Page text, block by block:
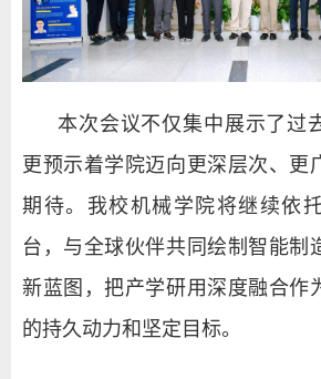
本次会议不仅集中展示了过
更预示着学院迈向更深层次、更
期待。我校机械学院将继续依
台，与全球伙伴共同绘制智能制
新蓝图，把产学研用深度融合作
的持久动力和坚定目标。